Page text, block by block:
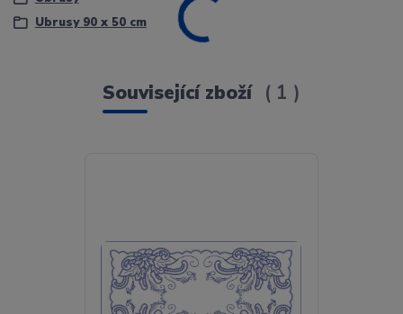
Ubrusy 90 x 50 cm
Související zboží 1